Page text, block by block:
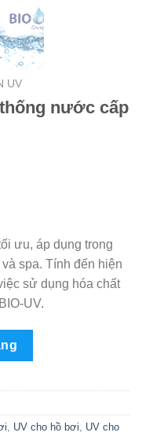
UV
nước cấp
ưu, áp dụng trong
spa. Tính đến hiện
sử dụng hóa chất
UV.
cho hồ bơi và Spa
, UV cho hồ bơi, UV cho